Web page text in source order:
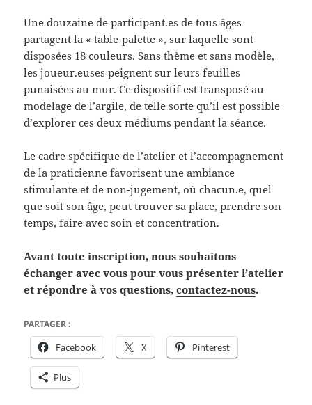
Une douzaine de participant.es de tous âges
partagent la « table-palette », sur laquelle sont
disposées 18 couleurs. Sans thème et sans modèle,
les joueur.euses peignent sur leurs feuilles
punaisées au mur. Ce dispositif est transposé au
modelage de l’argile, de telle sorte qu’il est possible
d’explorer ces deux médiums pendant la séance.
Le cadre spécifique de l’atelier et l’accompagnement
de la praticienne favorisent une ambiance
stimulante et de non-jugement, où chacun.e, quel
que soit son âge, peut trouver sa place, prendre son
temps, faire avec soin et concentration.
Avant toute inscription, nous souhaitons
échanger avec vous pour vous présenter l’atelier
et répondre à vos questions,contactez-nous.
PARTAGER :
Facebook X Pinterest
Plus